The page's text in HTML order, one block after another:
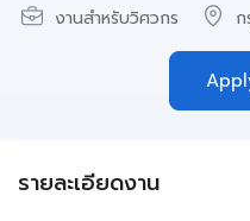
งานสำหรับวิศวกร
รายละเอียดงาน